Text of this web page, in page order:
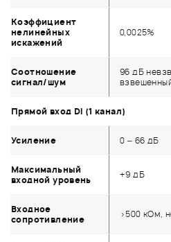
Коэффициент
нелинейных
искажений
0,0025%
Соотношение
сигнал/шум
96 дБ
Прямой вход DI (1 канал)
Усиление 0 – 66 дБ
Максимальный
входной уровень
+9 дБ
Входное
сопротивление
>500 кОм,